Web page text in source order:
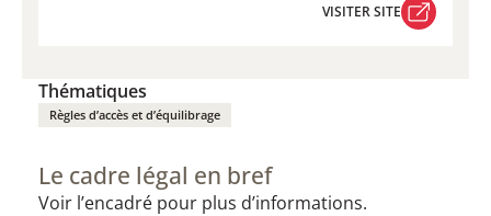
VISITER SITE
Thématiques
Règles d’accès et d’équilibrage
Le cadre légal en bref
Voir l’encadré pour plus d’informations.